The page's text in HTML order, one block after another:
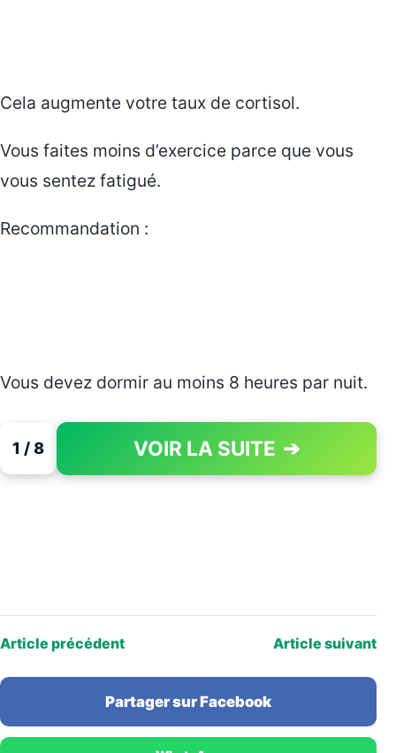
Cela augmente votre taux de cortisol.
Vous faites moins d’exercice parce que vous
vous sentez fatigué.
Recommandation :
Vous devez dormir au moins 8 heures par nuit.
1 / 8 VOIR LA SUITE ➔
PAGE 1 OF 8
Article précédent Article suivant
Partager sur Facebook